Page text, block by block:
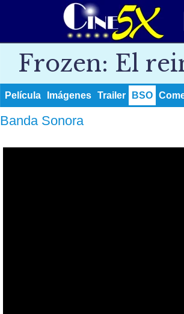
Frozen: El
Película Imágenes Trailer BSO
Banda Sonora